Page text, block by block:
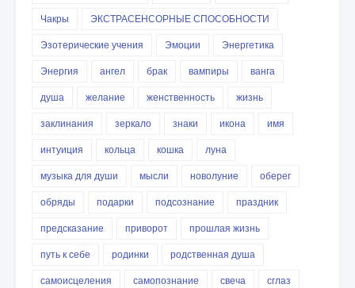
Чакры
ЭКСТРАСЕНСОРНЫЕ СПОСОБНОСТИ
Эзотерические учения
Эмоции
Энергетика
Энергия
ангел брак вампиры
ванга
душа
желание женственность
жизнь
заклинания
зеркало знаки икона
имя
интуиция
кольца кошка
луна
музыка для души
мысли новолуние
оберег
обряды
подарки подсознание
праздник
предсказание
приворот
прошлая жизнь
путь к себе
родинки
родственная душа
самоисцеления
самопознание свеча
сглаз